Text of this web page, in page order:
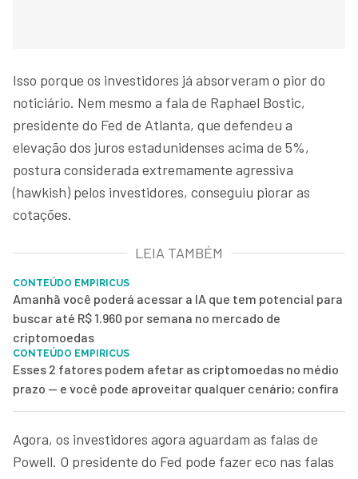
Isso porque os investidores já absorveram o pior do
noticiário. Nem mesmo a fala de Raphael Bostic,
presidente do Fed de Atlanta, que defendeu a
elevação dos juros estadunidenses acima de 5%,
postura considerada extremamente agressiva
(hawkish) pelos investidores, conseguiu piorar as
cotações.
LEIA TAMBÉM
CONTEÚDO EMPIRICUS
Amanhã você poderá acessar a IA que tem potencial para
buscar até R$ 1.960 por semana no mercado de
criptomoedas
CONTEÚDO EMPIRICUS
Esses 2 fatores podem afetar as criptomoedas no médio
prazo — e você pode aproveitar qualquer cenário; confira
Agora, os investidores agora aguardam as falas de
Powell. O presidente do Fed pode fazer eco nas falas